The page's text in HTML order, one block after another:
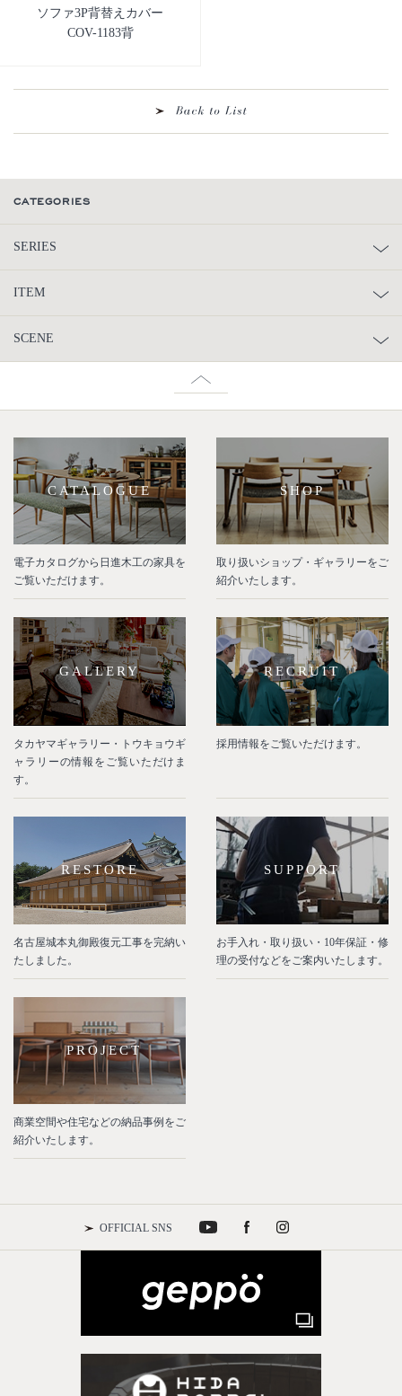
ソファ3P背替えカバー
COV-1183背
CATEGORIES
SERIES
ITEM
SCENE
CATALOGUE
電子カタログから日進木工の家具を
ご覧いただけます。
SHOP
取り扱いショップ・ギャラリーをご
紹介いたします。
GALLERY
タカヤマギャラリー・トウキョウギ
ャラリーの情報をご覧いただけま
す。
RECRUIT
採用情報をご覧いただけます。
RESTORE
名古屋城本丸御殿復元工事を完納い
たしました。
SUPPORT
お手入れ・取り扱い・10年保証・修
理の受付などをご案内いたします。
PROJECT
商業空間や住宅などの納品事例をご
紹介いたします。
OFFICIAL SNS